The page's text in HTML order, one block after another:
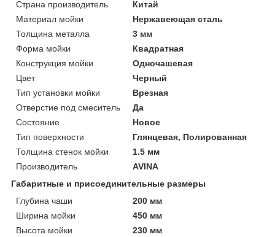
Страна производитель
Китай
Материал мойки
Нержавеющая сталь
Толщина металла
3 мм
Форма мойки
Квадратная
Конструкция мойки
Одночашевая
Цвет
Черный
Тип установки мойки
Врезная
Отверстие под смеситель
Да
Состояние
Новое
Тип поверхности
Глянцевая, Полированная
Толщина стенок мойки
1.5 мм
Производитель
AVINA
Габаритные и присоединительные размеры
Глубина чаши
200 мм
Ширина мойки
450 мм
Высота мойки
230 мм